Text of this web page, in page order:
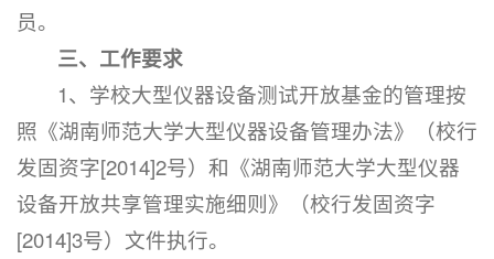
员。
三、工作要求
1、学校大型仪器设备测试开放基金的管理按
照《湖南师范大学大型仪器设备管理办法》（校行
发固资字[2014]2号）和《湖南师范大学大型仪器
设备开放共享管理实施细则》（校行发固资字
[2014]3号）文件执行。